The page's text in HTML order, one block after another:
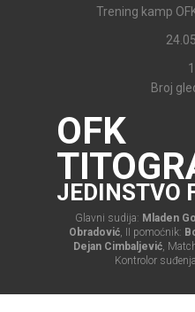
Trening kamp
Broj
OFK
JEDINSTVO
Glavni sudija: Mladen
Obradović, II pomoćnik:
Dejan Cimbaljević,
Kontrolor